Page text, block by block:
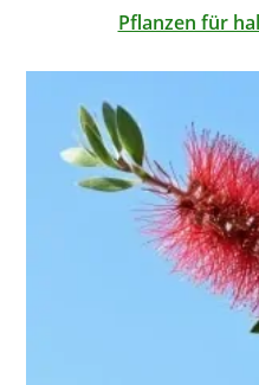
Pflanzen für